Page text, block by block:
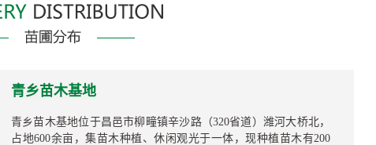
青乡苗木基地
青乡苗木基地位于昌邑市柳疃镇辛沙路（320省道）潍河大桥北，
占地600余亩，集苗木种植、休闲观光于一体，现种植苗木有200